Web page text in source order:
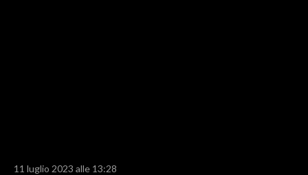
11 luglio 2023 alle 13:28